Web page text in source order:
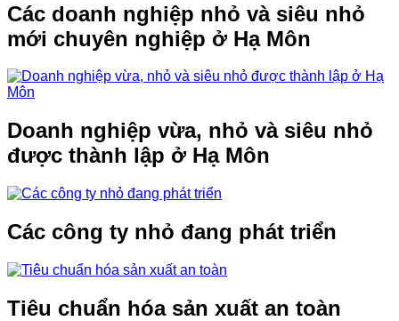
Các doanh nghiệp nhỏ và siêu nhỏ
mới chuyên nghiệp ở Hạ Môn
Doanh nghiệp vừa, nhỏ và siêu nhỏ
được thành lập ở Hạ Môn
Các công ty nhỏ đang phát triển
Tiêu chuẩn hóa sản xuất an toàn